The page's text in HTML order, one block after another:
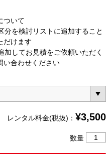
ついて
分を検討リストに追加すること
だけます
加してお見積をご依頼いただく
い合わせください
レンタル料金(税抜)： ¥3,500
数量